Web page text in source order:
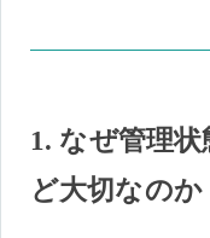
1. なぜ管理
ど大切なのか